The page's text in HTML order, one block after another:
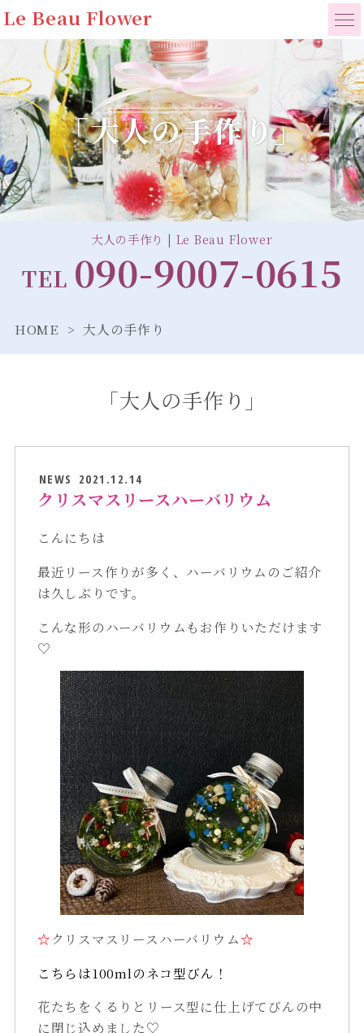
Le Beau Flower
「大人の手作り」
大人の手作り | Le Beau Flower
TEL 090-9007-0615
HOME 大人の手作り
「大人の手作り」
NEWS 2021.12.14
クリスマスリースハーバリウム
こんにちは
最近リース作りが多く、ハーバリウムのご紹介
は久しぶりです。
こんな形のハーバリウムもお作りいただけます
♡
☆クリスマスリースハーバリウム☆
こちらは100mlのネコ型びん！
花たちをくるりとリース型に仕上げてびんの中
に閉じ込めました♡